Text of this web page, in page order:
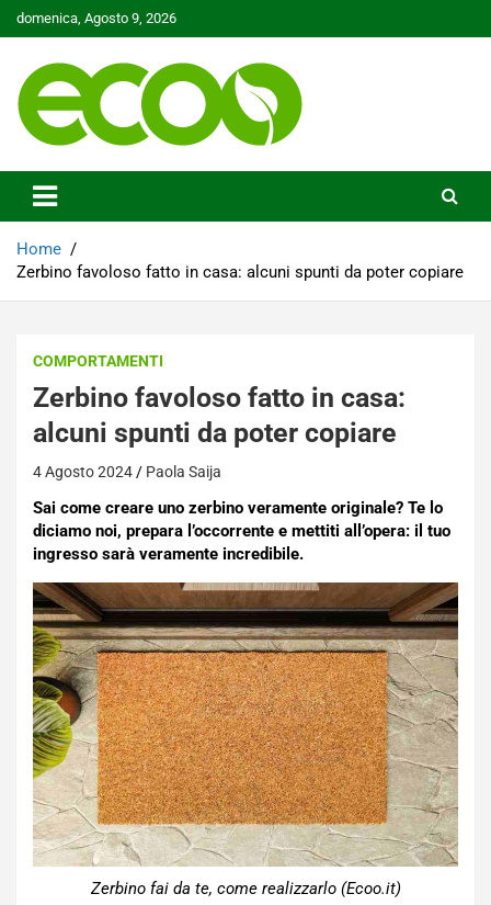
Skip
to
domenica, Agosto 9, 2026
Ecoo.it
Home
Zerbino favoloso fatto in casa: alcuni spunti da poter copiare
COMPORTAMENTI
Zerbino favoloso fatto in casa:
alcuni spunti da poter copiare
4 Agosto 2024 Paola Saija
Sai come creare uno zerbino veramente originale? Te lo
diciamo noi, prepara l’occorrente e mettiti all’opera: il tuo
ingresso sarà veramente incredibile.
Zerbino fai da te, come realizzarlo (Ecoo.it)